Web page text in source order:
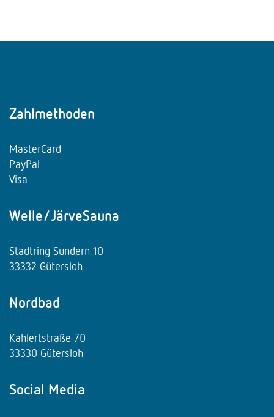
Zahlmethoden
MasterCard
PayPal
Visa
Welle/JärveSauna
Stadtring Sundern 10
33332 Gütersloh
Nordbad
Kahlertstraße 70
33330 Gütersloh
Social Media